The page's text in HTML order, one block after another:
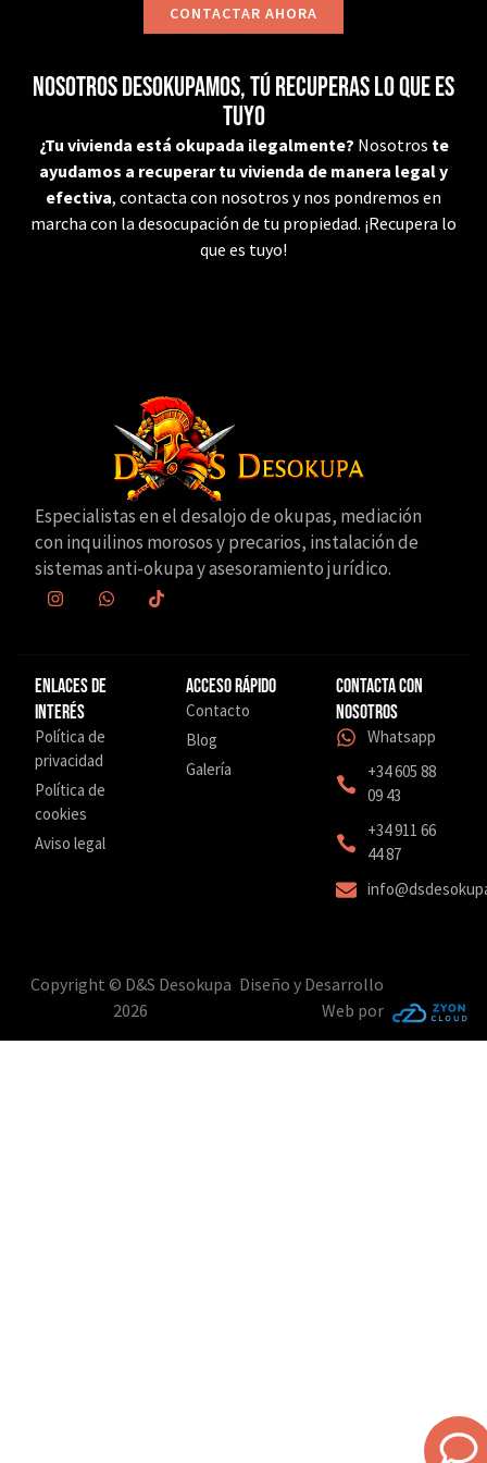
CONTACTAR AHORA
Nosotros desokupamos, tú recuperas lo que es
tuyo
¿Tu vivienda está okupada ilegalmente? Nosotros te
ayudamos a recuperar tu vivienda de manera legal y
efectiva, contacta con nosotros y nos pondremos en
marcha con la desocupación de tu propiedad. ¡Recupera lo
que es tuyo!
Especialistas en el desalojo de okupas, mediación
con inquilinos morosos y precarios, instalación de
sistemas anti-okupa y asesoramiento jurídico.
Enlaces de
interés
Política de
privacidad
Política de
cookies
Aviso legal
Acceso Rápido
Contacto
Blog
Galería
Contacta con
nosotros
Whatsapp
+34 605 88
09 43
‎+34 911 66
44 87
Copyright © D&S Desokupa
2026
Diseño y Desarrollo
Web por